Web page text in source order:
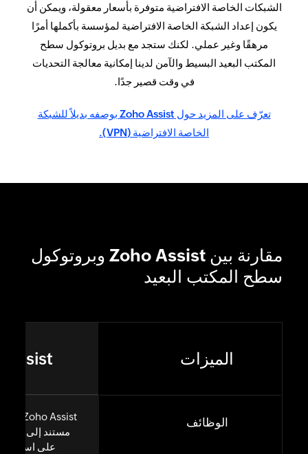
الشبكات الخاصة الافتراضية متوفرة بأسعار معقولة، ويمكن أن
يكون إعداد الشبكة الخاصة الافتراضية لمؤسسة بأكملها أمرًا
مرهقًا وغير عملي. لكنك ستجد مع بديل بروتوكول سطح
المكتب البعيد البسيط والآمن لدينا إمكانية معالجة التحديات
في وقت قصير جدًا.
تعرّف على المزيد حول Zoho Assist بوصفه بديلاً للشبكة
الخاصة الافتراضية (VPN).
مقارنة بين Zoho Assist وبروتوكول
سطح المكتب البعيد
الميزات Assist
الوظائف
مستند إلى
على